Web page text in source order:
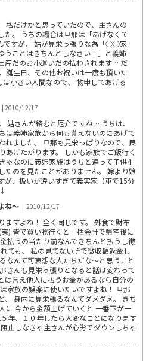
私だけかと思っていたので、主さんの
た。 うちの場合は旦那は「あげなくて
ですが、 姑が見栄っ張りな為「○○家
うことはきちんとしなさい！」と義姉
産だのお小遣いだの払わされます… だ
誕生日、その他お祝いは一度も頂いた
小さい人間なので、 物申してあげる
| 2010/12/17
姑さんが絡むと厄介ですね… うちは、
は義姉家族から何も貰えないのにあげて
れました。 旦那も見栄っぱりなので、良
あげたがります。 しかも家族でご飯行く
ゃなのに義姉家族はうちと違って子供4
たのを見たことがありません。 嫁より娘
が、扱いが違いすぎて義実家（車で15分
ね～ | 2010/12/17
ますよね！ 全く同じです。 外食で財布
) 皆で買い物行くと一括会計で帰宅後に
払うの当たり前なんできちんと払うし徴
ても、 私の見てない所で徴収額返金し
なんて可哀想な人たちだな～と思うこと
さんも見栄っ張りとなると話は変わって
は言え他人に払うお金があるなら自分の
家族の娯楽に使いたいですよね！ 旦那
、 身内に見栄張るなんてダメダメ。 きち
に 今から金額上げていくと 一番下が一
年、１０年したら大変なことになります
止しなきゃ主さんが心労でダウンしちゃ